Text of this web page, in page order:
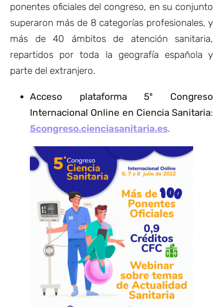
ponentes oficiales del congreso, en su conjunto
superaron más de 8 categorías profesionales, y
más de 40 ámbitos de atención sanitaria,
repartidos por toda la geografía española y
parte del extranjero.
Acceso plataforma 5º Congreso
Internacional Online en Ciencia Sanitaria:
5congreso.cienciasanitaria.es.